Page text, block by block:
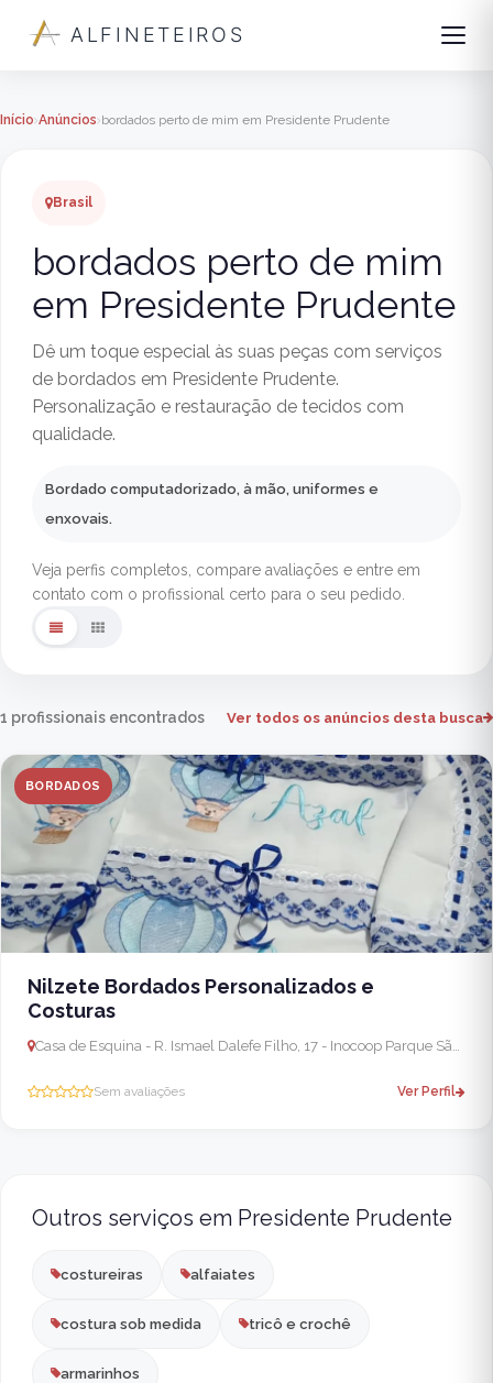
ALFINETEIROS
Início Anúncios bordados perto de mim em Presidente Prudente
Brasil
bordados perto de mim
em Presidente Prudente
Dê um toque especial às suas peças com serviços
de bordados em Presidente Prudente.
Personalização e restauração de tecidos com
qualidade.
Bordado computadorizado, à mão, uniformes e
enxovais.
Veja perfis completos, compare avaliações e entre em
contato com o profissional certo para o seu pedido.
1 profissionais encontrados Ver todos os anúncios desta busca
BORDADOS
Nilzete Bordados Personalizados e
Costuras
Casa de Esquina - R. Ismael Dalefe Filho, 17 - Inocoop Parque São Judas Tadeu, Pres. Prudente - SP, 19024-170, Brasil - Presidente Prudente
Sem avaliações Ver Perfil
Outros serviços em Presidente Prudente
costureiras alfaiates
costura sob medida tricô e crochê
armarinhos